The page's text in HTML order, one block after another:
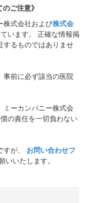
ご注意》
株式会社および株式会
います。 正確な情報掲
するものではありませ
事前に必ず該当の医院
ミーカンパニー株式会
の責任を一切負わない
が、
お問い合わせフ
いいたします。